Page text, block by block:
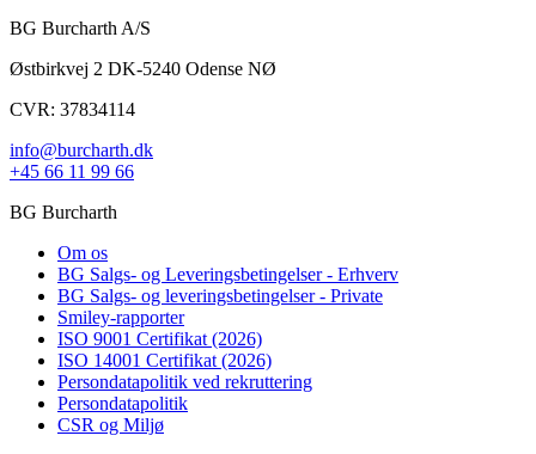
BG Burcharth A/S
Østbirkvej 2 DK-5240 Odense NØ
CVR: 37834114
info@burcharth.dk
+45 66 11 99 66
BG Burcharth
Om os
BG Salgs- og Leveringsbetingelser - Erhverv
BG Salgs- og leveringsbetingelser - Private
Smiley-rapporter
ISO 9001 Certifikat (2026)
ISO 14001 Certifikat (2026)
Persondatapolitik ved rekruttering
Persondatapolitik
CSR og Miljø